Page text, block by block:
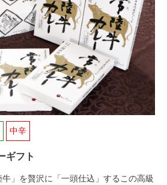
254-2441
問合せフォーム
中辛
ギフト
」を贅沢に「一頭仕込」するこの高級